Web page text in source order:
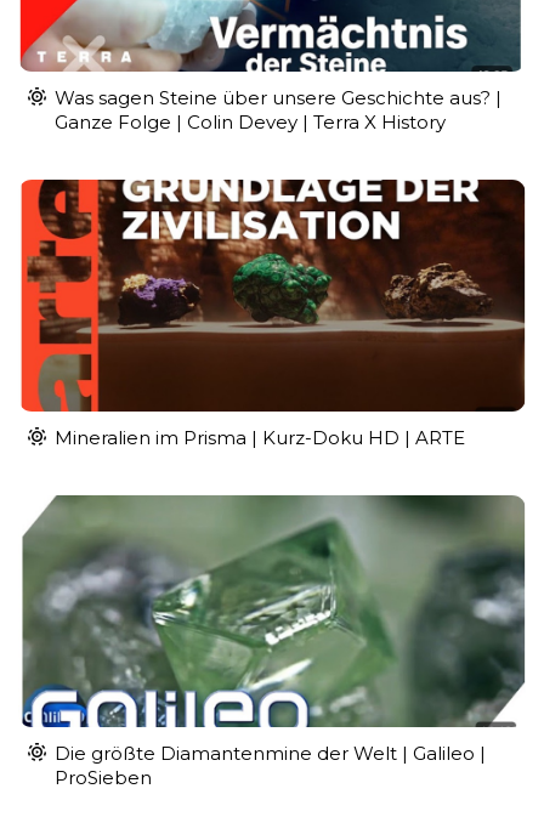
Was sagen Steine über unsere Geschichte aus? |
Ganze Folge | Colin Devey | Terra X History
Mineralien im Prisma | Kurz-Doku HD | ARTE
Die größte Diamantenmine der Welt | Galileo |
ProSieben